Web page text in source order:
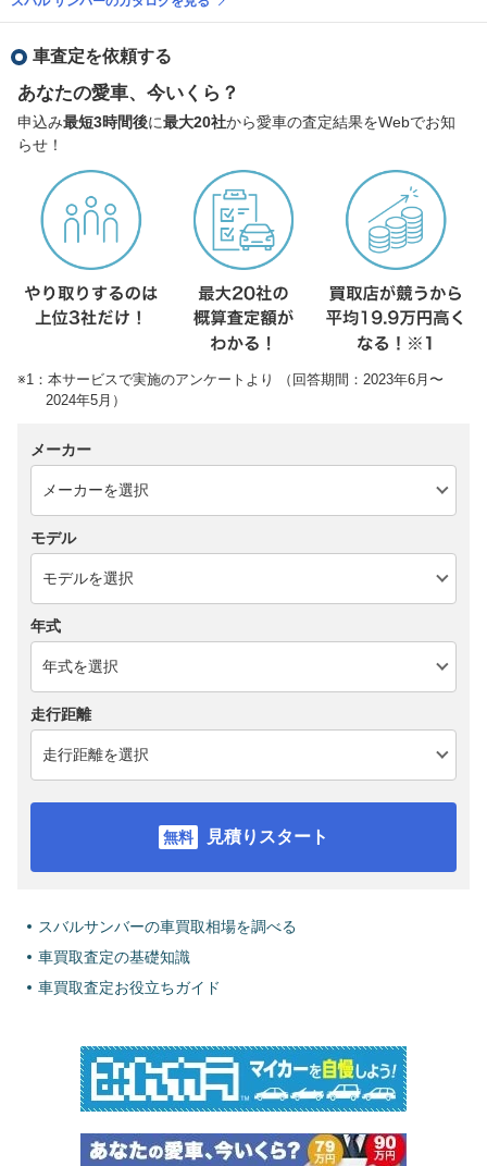
車査定を依頼する
あなたの愛車、今いくら？
申込み最短3時間後に最大20社から愛車の査定結果をWebでお知
らせ！
※1：本サービスで実施のアンケートより （回答期間：2023年6月〜
2024年5月）
メーカー
モデル
年式
走行距離
見積りスタート
スバルサンバーの車買取相場を調べる
車買取査定の基礎知識
車買取査定お役立ちガイド